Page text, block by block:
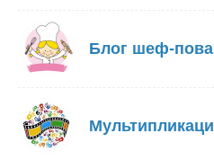
Блог шеф-